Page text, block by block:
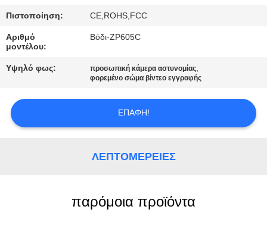
ΈΛΕΓΧΟΣ
ΠΟΙΌΤΗΤΑΣ
ΕΠΙΚΟΙΝΩΝΉΣΤΕ
ΜΑΖΊ
ΜΑΣ
ΥΠΟΘΈΣΕΙΣ
Πιστοποίηση: CE,ROHS,FCC
Αριθμό
μοντέλου:
Βόδι-ZP605C
Υψηλό φως: προσωπική κάμερα αστυνομίας,
φορεμένο σώμα βίντεο εγγραφής
ΕΠΑΦΉ!
ΛΕΠΤΟΜΈΡΕΙΕΣ
παρόμοια προϊόντα